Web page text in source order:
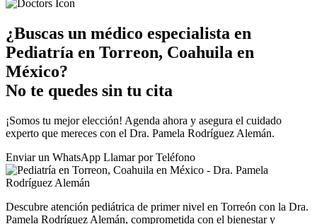
¿Buscas un médico especialista en
Pediatría en Torreon, Coahuila en
México?
No te quedes sin tu cita
¡Somos tu mejor elección! Agenda ahora y asegura el cuidado
experto que mereces con el Dra. Pamela Rodríguez Alemán.
Enviar un WhatsApp Llamar por Teléfono
Descubre atención pediátrica de primer nivel en Torreón con la Dra.
Pamela Rodríguez Alemán, comprometida con el bienestar y